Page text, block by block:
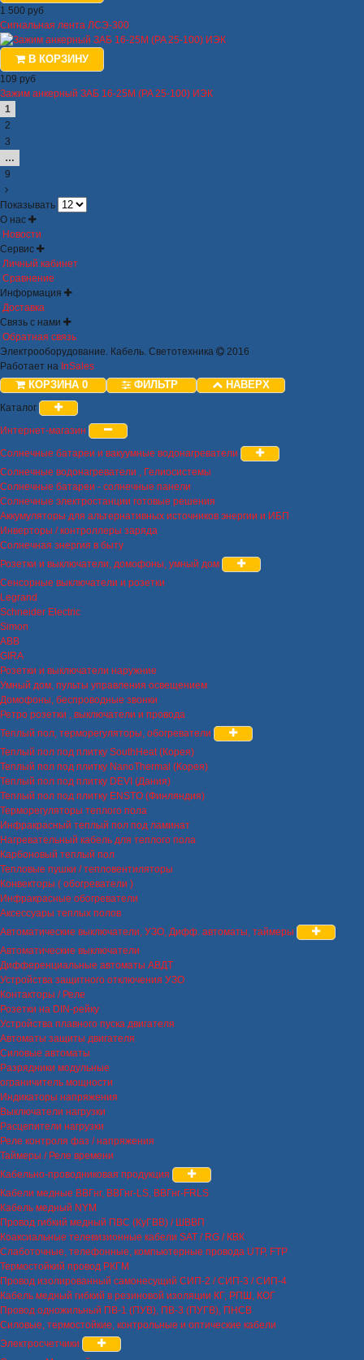
1 500 руб
Сигнальная лента ЛСЭ-300
В КОРЗИНУ
109 руб
Зажим анкерный ЗАБ 16-25М (PA 25-100) ИЭК
1
2
3
…
9
Показывать
О нас
Новости
Сервис
Личный кабинет
Сравнение
Информация
Доставка
Связь с нами
Обратная связь
Электрооборудование. Кабель. Светотехника
2016
Работает на InSales
КОРЗИНА 0 ФИЛЬТР НАВЕРХ
Каталог
Интернет-магазин
Солнечные батареи и вакуумные водонагреватели
Солнечные водонагреватели , Гелиосистемы
Солнечные батареи - солнечные панели
Солнечные электростанции готовые решения
Аккумуляторы для альтернативных источников энергии и ИБП
Инверторы / контроллеры заряда
Солнечная энергия в быту
Розетки и выключатели, домофоны, умный дом
Сенсорные выключатели и розетки
Legrand
Schneider Electric
Simon
ABB
GIRA
Розетки и выключатели наружние
Умный дом, пульты управления освещением
Домофоны, беспроводные звонки
Ретро розетки , выключатели и провода
Теплый пол, терморегуляторы, обогреватели
Теплый пол под плитку SouthHeat (Корея)
Теплый пол под плитку NanoThermal (Корея)
Теплый пол под плитку DEVI (Дания)
Теплый пол под плитку ENSTO (Финляндия)
Терморегуляторы теплого пола
Инфракрасный теплый пол под ламинат
Нагревательный кабель для теплого пола
Карбоновый теплый пол
Тепловые пушки / тепловентиляторы
Конвекторы ( обогреватели )
Инфракрасные обогреватели
Аксессуары теплых полов
Автоматические выключатели, УЗО, Дифф. автоматы, таймеры
Автоматические выключатели
Дифференциальные автоматы АВДТ
Устройства защитного отключения УЗО
Контакторы / Реле
Розетки на DIN-рейку
Устройства плавного пуска двигателя
Автоматы защиты двигателя
Силовые автоматы
Разрядники модульные
ограничитель мощности
Индикаторы напряжения
Выключатели нагрузки
Расцепители нагрузки
Реле контроля фаз / напряжения
Таймеры / Реле времени
Кабельно-проводниковая продукция
Кабели медные ВВГнг, ВВГнг-LS, ВВГнг-FRLS
Кабель медный NYM
Провод гибкий медный ПВС (КуГВВ) / ШВВП
Коаксиальные телевизионные кабели SAT / RG / КВК
Слаботочные, телефонные, компьютерные провода UTP, FTP
Термостойкий провод РКГМ
Провод изолированный самонесущий СИП-2 / СИП-3 / СИП-4
Кабель медный гибкий в резиновой изоляции КГ, РПШ, КОГ
Провод одножильный ПВ-1 (ПУВ), ПВ-3 (ПУГВ), ПНСВ
Силовые, термостойкие, контрольные и оптические кабели
Электросчетчики